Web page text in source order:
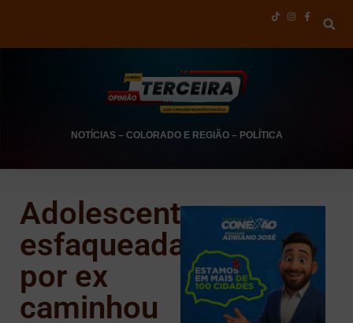
NOTÍCIAS– COLORADO E REGIÃO– POLÍTICA
Adolescente
esfaqueada
por ex
caminhou